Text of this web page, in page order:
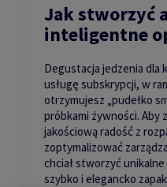
Jak stworzyć
inteligentne
Degustacja jedzenia dla
usługę subskrypcji, w
otrzymujesz „pudełko
próbkami żywności. Aby
jakościową radość z
zoptymalizować
chciał stworzyć
szybko i elegancko